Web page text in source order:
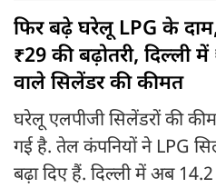
फिर बढ़े घरेलू LPG के
₹29 की बढ़ोतरी, दिल्ली
वाले सिलेंडर की कीमत
घरेलू एलपीजी सिलेंडरों की
गई है. तेल कंपनियों ने LPG
बढ़ा दिए हैं. दिल्ली में अब